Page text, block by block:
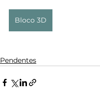
Bloco 3D
Pendentes